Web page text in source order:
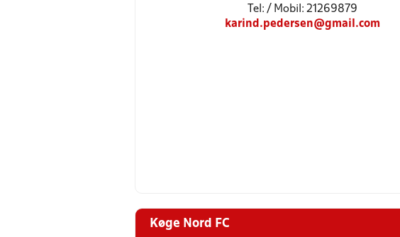
Tel: / Mobil: 21269879
karind.pedersen@gmail.com
Køge Nord FC